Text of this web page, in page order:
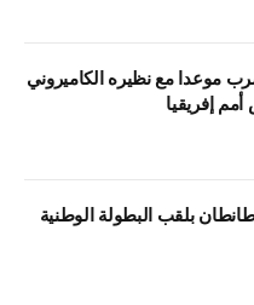
موعدا مع نظيره الكاميروني
إفريقيا
بلقب البطولة الوطنية